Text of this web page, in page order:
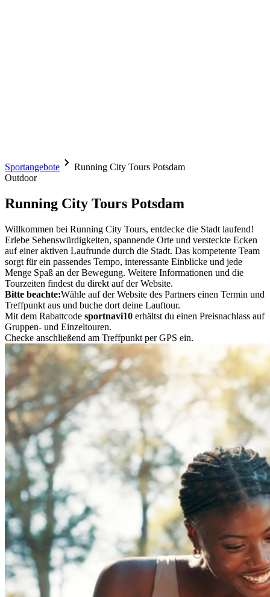
Sportangebote
Running City Tours Potsdam
Outdoor
Running City Tours Potsdam
Willkommen bei Running City Tours, entdecke die Stadt laufend!
Erlebe Sehenswürdigkeiten, spannende Orte und versteckte Ecken
auf einer aktiven Laufrunde durch die Stadt. Das kompetente Team
sorgt für ein passendes Tempo, interessante Einblicke und jede
Menge Spaß an der Bewegung. Weitere Informationen und die
Tourzeiten findest du direkt auf der Website.
Bitte beachte:Wähle auf der Website des Partners einen Termin und
Treffpunkt aus und buche dort deine Lauftour.
Mit dem Rabattcode sportnavi10 erhältst du einen Preisnachlass auf
Gruppen- und Einzeltouren.
Checke anschließend am Treffpunkt per GPS ein.